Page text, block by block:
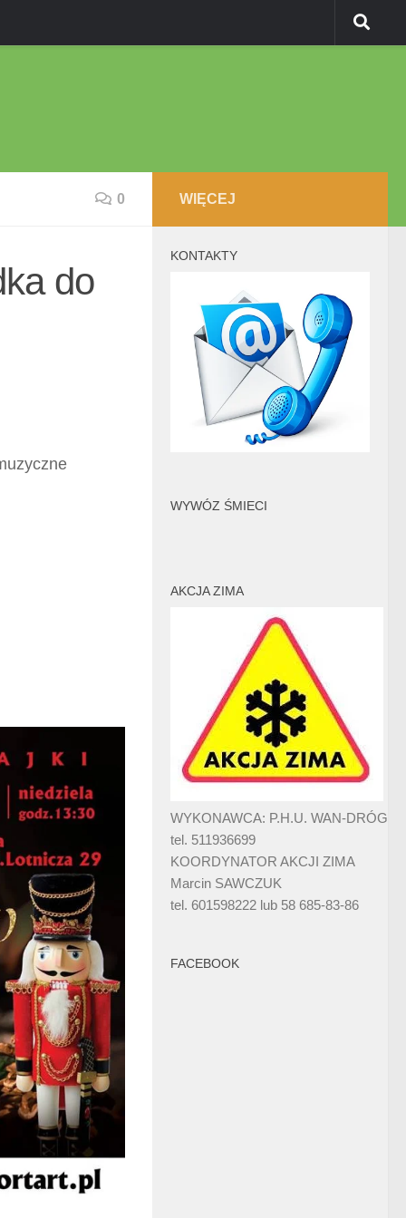
0
do
WIĘCEJ
KONTAKTY
WYWÓZ ŚMIECI
AKCJA ZIMA
WYKONAWCA: P.H.U. WAN-DRÓG
tel. 511936699
KOORDYNATOR AKCJI ZIMA
Marcin SAWCZUK
tel. 601598222 lub 58 685-83-86
FACEBOOK